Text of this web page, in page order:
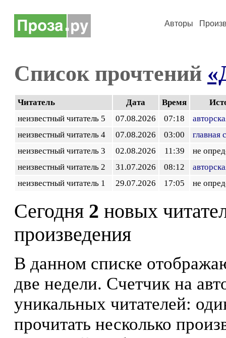
Авторы
Список прочтений
Читатель Дата Время
неизвестный читатель 5
07.08.2026 07:18
неизвестный читатель 4
07.08.2026 03:00
главная
неизвестный читатель 3
02.08.2026 11:39
не
неизвестный читатель 2
31.07.2026 08:12
неизвестный читатель 1
29.07.2026 17:05 не
Сегодня 2 новых
произведения
В данном списке
две недели. Счетчик на
уникальных читателей:
прочитать несколько